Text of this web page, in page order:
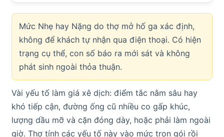
Mức Nhẹ hay Nặng do thợ mở hố ga xác định,
không để khách tự nhận qua điện thoại. Có hiện
trạng cụ thể, con số báo ra mới sát và không
phát sinh ngoài thỏa thuận.
Vài yếu tố làm giá xê dịch: điểm tắc nằm sâu hay
khó tiếp cận, đường ống cũ nhiều co gấp khúc,
lượng dầu mỡ và cặn đóng dày, hoặc phải làm ngoài
giờ. Thợ tính các yếu tố này vào mức trọn gói rồi